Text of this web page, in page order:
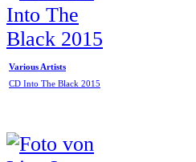
Various Artists
CD Into The Black 2015